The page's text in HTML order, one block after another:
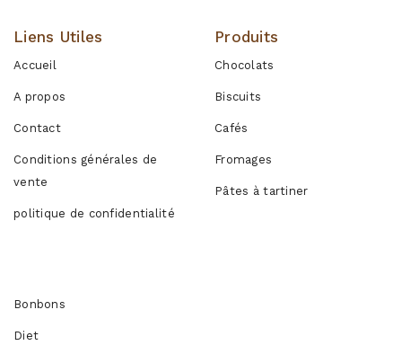
Liens Utiles
Accueil
A propos
Contact
Conditions générales de
vente
politique de confidentialité
Produits
Chocolats
Biscuits
Cafés
Fromages
Pâtes à tartiner
Bonbons
Diet